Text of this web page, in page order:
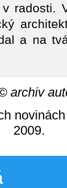
radosti.
a na
archiv
2009.